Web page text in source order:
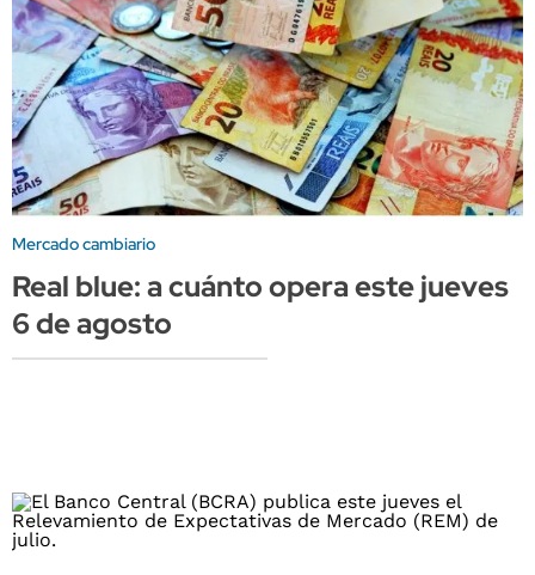
Mercado cambiario
Real blue: a cuánto opera este jueves
6 de agosto